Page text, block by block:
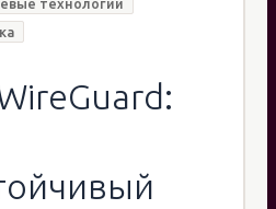
технологии